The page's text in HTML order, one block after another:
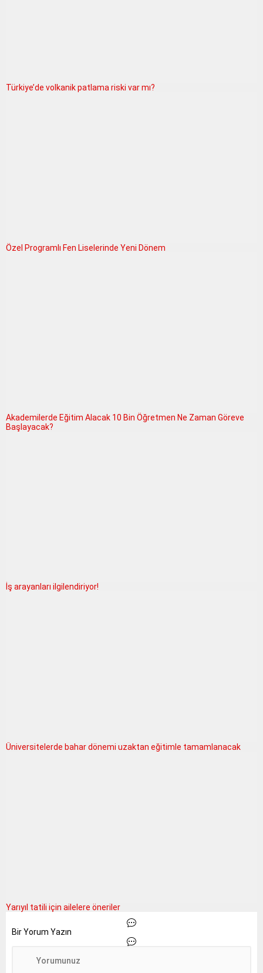
Türkiye’de volkanik patlama riski var mı?
Özel Programlı Fen Liselerinde Yeni Dönem
Akademilerde Eğitim Alacak 10 Bin Öğretmen Ne Zaman Göreve
Başlayacak?
İş arayanları ilgilendiriyor!
Üniversitelerde bahar dönemi uzaktan eğitimle tamamlanacak
Yarıyıl tatili için ailelere öneriler
Bir Yorum Yazın